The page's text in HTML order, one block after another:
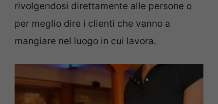
rivolgendosi direttamente alle persone o
per meglio dire i clienti che vanno a
mangiare nel luogo in cui lavora.